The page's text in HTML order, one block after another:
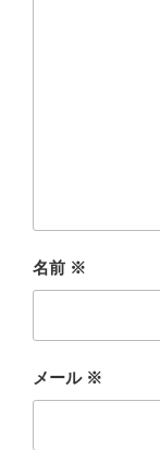
名前 ※
メール ※